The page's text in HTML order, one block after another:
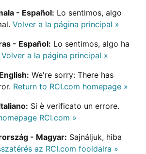
- Español: Lo sentimos, algo
Volver a la página principal »
- Español: Lo sentimos, algo ha
Volver a la página principal »
We're sorry: There has
Return to RCI.com homepage »
Si è verificato un errore.
RCI.com »
- Magyar: Sajnáljuk, hiba
az RCI.com fooldalra »